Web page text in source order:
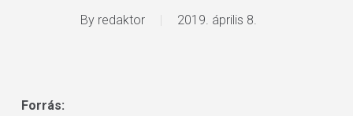
By redaktor 2019. április 8.
Forrás: